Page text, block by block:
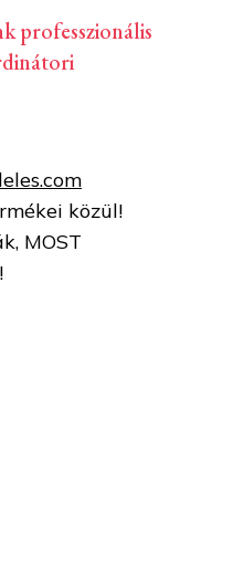
professzionális
közül!
MOST